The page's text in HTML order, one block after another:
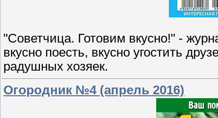
"Советчица. Готовим вкусно!" -
вкусно поесть, вкусно угостить
радушных хозяек.
Огородник №4 (апрель 2016)